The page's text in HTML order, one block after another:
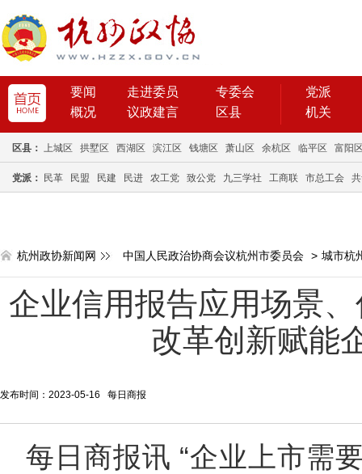
要闻 走进委员
专委会
概况
议政建言 区县
党派
机关
区县： 上城区 拱墅区 西湖区 滨江区 钱塘区 萧山区 余杭区 临平区 富阳
党派： 民革 民盟 民建 民进 农工党 致公党 九三学社 工商联 市总工会
杭州政协新闻网 中国人民政治协商会议杭州市委员会 > 城市杭
企业信用报告应用场景
改革创新赋能
发布时间：2023-05-16 每日商报
每日商报讯 “企业上市需